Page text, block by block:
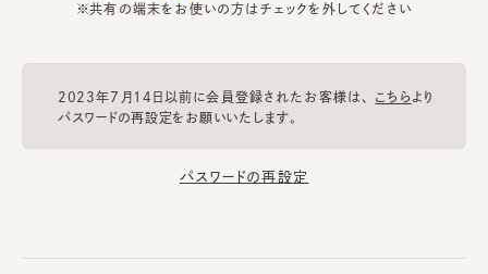
※共有の端末をお使いの方はチェックを外してください
2023年7月14日以前に会員登録されたお客様は、 こちらより
パスワードの再設定をお願いいたします。
パスワードの再設定